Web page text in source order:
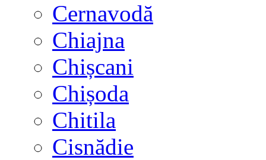
Cernavodă
Chiajna
Chișcani
Chișoda
Chitila
Cisnădie